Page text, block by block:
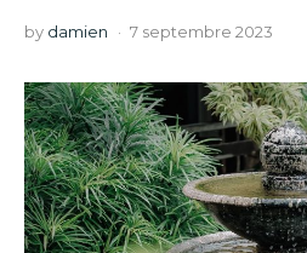
by damien 7 septembre 2023